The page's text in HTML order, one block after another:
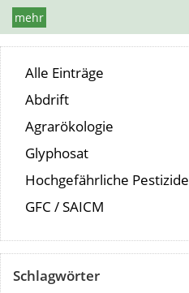
mehr
Alle Einträge
Abdrift
Agrarökologie
Glyphosat
Hochgefährliche Pestizide
GFC / SAICM
Schlagwörter